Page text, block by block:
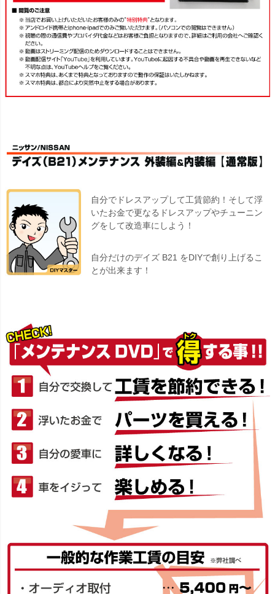
自分でドレスアップして工賃節約！そして浮
いたお金で更なるドレスアップやチューニン
グをして改造車にしよう！
自分だけのデイズ B21 をDIYで創り上げるこ
とが出来ます！